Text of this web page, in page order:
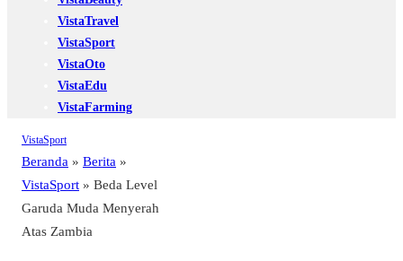
VistaTravel
VistaSport
VistaOto
VistaEdu
VistaFarming
VistaSport
Beranda » Berita »
VistaSport » Beda Level
Garuda Muda Menyerah
Atas Zambia